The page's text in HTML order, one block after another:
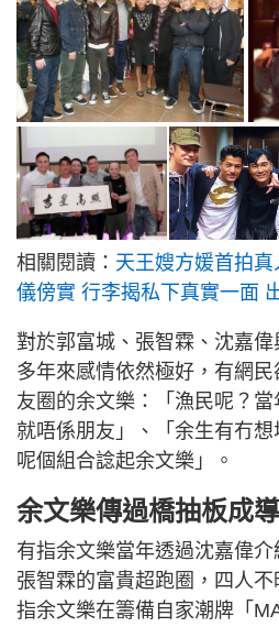
相關閱讀： 天王嫂方媛首拍
儀傍實 行李揭私下真實一面
對於郭富城、張智霖、沈嘉偉
多年來感情依然極好，有網
友圈的余文樂：「漁民呢？
就唔係朋友」、「余生有冇
呢個組合諗起余文樂」。
余文樂傳過橋抽板成
有指余文樂當年透過沈嘉偉介
張智霖的富貴超跑圈，四人
指余文樂在籌備自家潮牌「